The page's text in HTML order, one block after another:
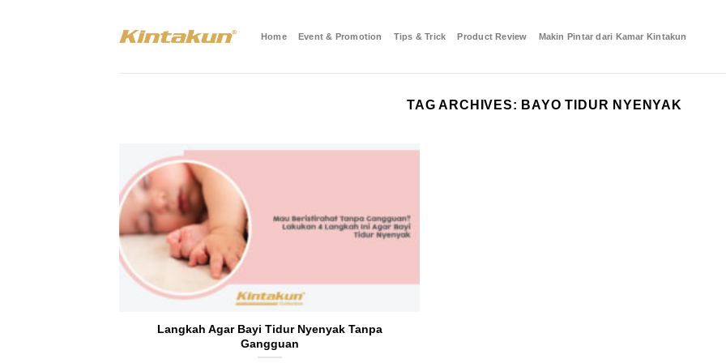
Home Event & Promotion Tips & Trick Product Review Makin Pintar dari Kamar Kintakun
TAG ARCHIVES: BAYO TIDUR NYENYAK
Langkah Agar Bayi Tidur Nyenyak Tanpa
Gangguan